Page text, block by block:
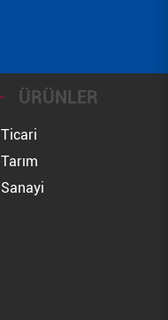
ÜRÜNLER
Ticari
Tarım
Sanayi